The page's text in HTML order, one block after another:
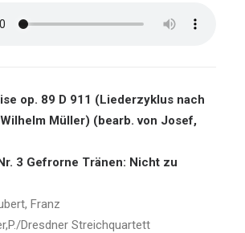
op. 89 D 911 (Liederzyklus nach
Müller) (bearb. von Josef,
3 Gefrorne Tränen: Nicht zu
Franz
Dresdner Streichquartett